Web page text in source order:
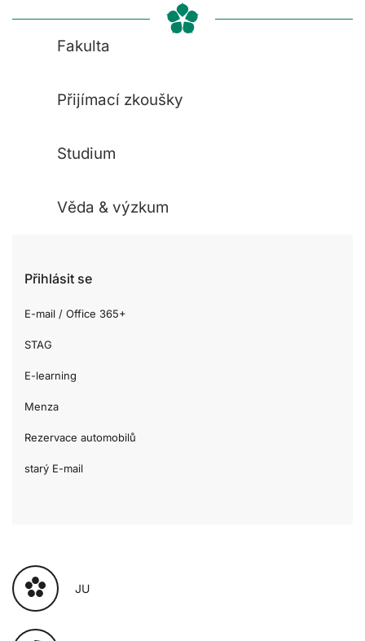
Fakulta
Přijímací zkoušky
Studium
Věda & výzkum
Přihlásit se
E-mail / Office 365+
STAG
E-learning
Menza
Rezervace automobilů
starý E-mail
JU